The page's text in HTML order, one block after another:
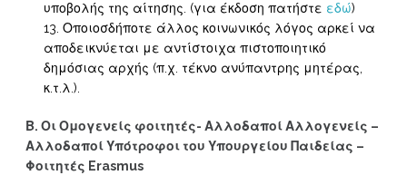
υποβολής της αίτησης. (για έκδοση πατήστε εδώ)
Οποιοσδήποτε άλλος κοινωνικός λόγος αρκεί να
αποδεικνύεται με αντίστοιχα πιστοποιητικό
δημόσιας αρχής (π.χ. τέκνο ανύπαντρης μητέρας,
κ.τ.λ.).
Β. Οι Ομογενείς φοιτητές- Αλλοδαποί Αλλογενείς –
Αλλοδαποί Υπότροφοι του Υπουργείου Παιδείας –
Φοιτητές Erasmus